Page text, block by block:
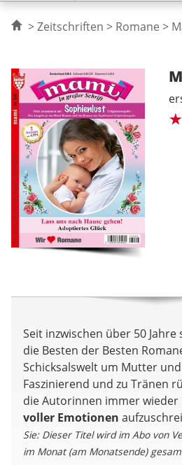
Zeitschriften Romane
Seit inzwischen über 50 Jahre
die Besten der Besten
Schicksalswelt um Mutter
Faszinierend und zu Tränen
die Autorinnen immer wieder
voller Emotionen
Sie: Dieser Titel wird im Abo von
im Monat (am Monatsende)